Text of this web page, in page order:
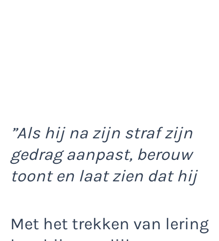
”Als hij na zijn straf zijn
gedrag aanpast, berouw
toont en laat zien dat hij
Met het trekken van lering